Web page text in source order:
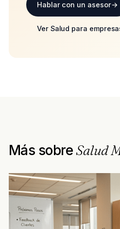
Hablar con un asesor→
Ver Salud para
Más sobre Salud